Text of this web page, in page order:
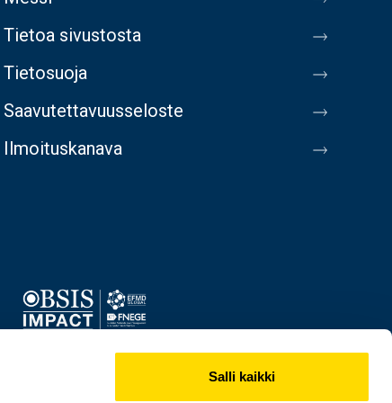
Salli kaikki
Tietoa sivustosta
Tietosuoja
Saavutettavuusseloste
Ilmoituskanava
Image